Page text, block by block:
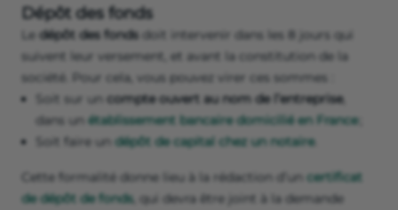
Dépôt des fonds
Le dépôt des fonds doit intervenir dans les 8 jours qui
suivent leur versement, et avant la constitution de la
société. Pour cela, vous pouvez virer ces sommes :
Soit sur un compte ouvert au nom de l’entreprise,
dans un établissement bancaire domicilié en France;
Soit faire un dépôt de capital chez un notaire.
Cette formalité donne lieu à la rédaction d’un certificat
de dépôt de fonds, qui devra être joint à la demande